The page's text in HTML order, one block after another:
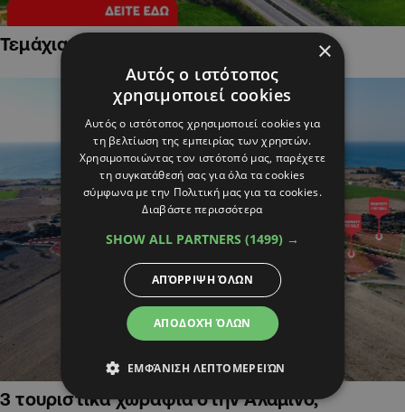
Τεμάχια Γης σε Οικιστικές Περιοχές
3 τουριστικά χωράφια στην Αλαμινό,
×
Αυτός ο ιστότοπος
χρησιμοποιεί cookies
Αυτός ο ιστότοπος χρησιμοποιεί cookies για
τη βελτίωση της εμπειρίας των χρηστών.
Χρησιμοποιώντας τον ιστότοπό μας, παρέχετε
τη συγκατάθεσή σας για όλα τα cookies
σύμφωνα με την Πολιτική μας για τα cookies.
Διαβάστε περισσότερα
SHOW ALL PARTNERS (1499) →
ΑΠΟΔΟΧΉ ΌΛΩΝ
ΑΠΌΡΡΙΨΗ ΌΛΩΝ
ΕΜΦΆΝΙΣΗ ΛΕΠΤΟΜΕΡΕΙΏΝ